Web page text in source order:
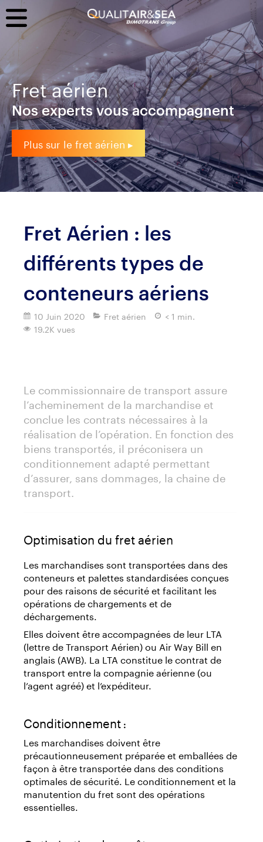
Fret aérien
Nos experts vous accompagnent
Plus sur le fret aérien ▸
Fret Aérien : les
différents types de
conteneurs aériens
10 Juin 2020 Fret aérien
< 1 min.
19.2K vues
Le commissionnaire de transport assure
l’acheminement de la marchandise et
conclue les contrats nécessaires à la
réalisation de l’opération. En fonction des
biens transportés, il préconisera un
conditionnement adapté permettant
d’assurer, sans dommages, la chaine de
transport.
Optimisation du fret aérien
Les marchandises sont transportées dans des
conteneurs et palettes standardisées conçues
pour des raisons de sécurité et facilitant les
opérations de chargements et de
déchargements.
Elles doivent être accompagnées de leur LTA
(lettre de Transport Aérien) ou Air Way Bill en
anglais (AWB). La LTA constitue le contrat de
transport entre la compagnie aérienne (ou
l’agent agréé) et l’expéditeur.
Conditionnement :
Les marchandises doivent être
précautionneusement préparée et emballées de
façon à être transportée dans des conditions
optimales de sécurité. Le conditionnement et la
manutention du fret sont des opérations
essentielles.